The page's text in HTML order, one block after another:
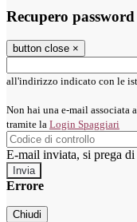
Recupero password
button close ×
all'indirizzo indicato con le
Non hai una e-mail associata
tramite la Login Spaggiari
E-mail inviata, si prega
Errore
Chiudi